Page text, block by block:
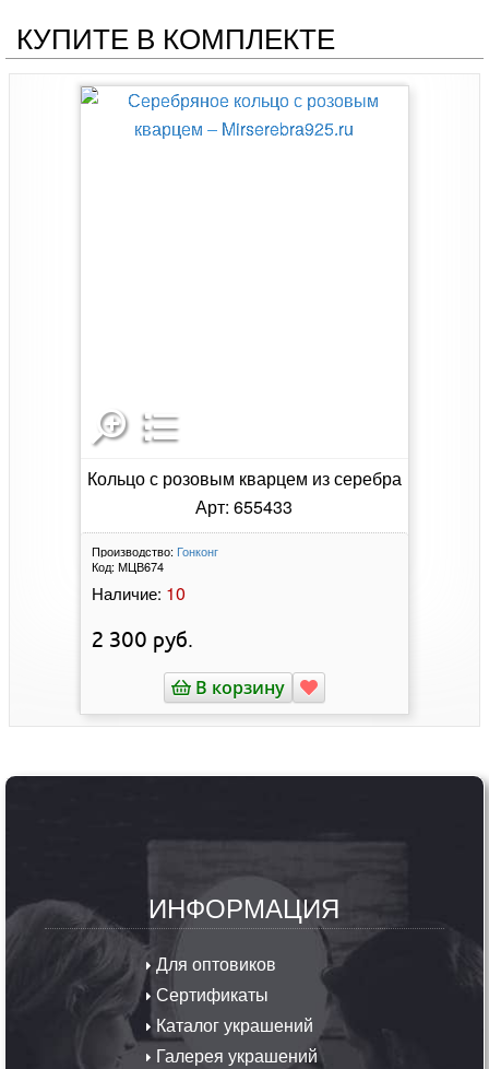
КУПИТЕ В КОМПЛЕКТЕ
Кольцо с розовым кварцем из серебра
Арт: 655433
Производство: Гонконг
Код: МЦВ674
Наличие: 10
2 300 руб.
В корзину
ИНФОРМАЦИЯ
Для оптовиков
Сертификаты
Каталог украшений
Галерея украшений